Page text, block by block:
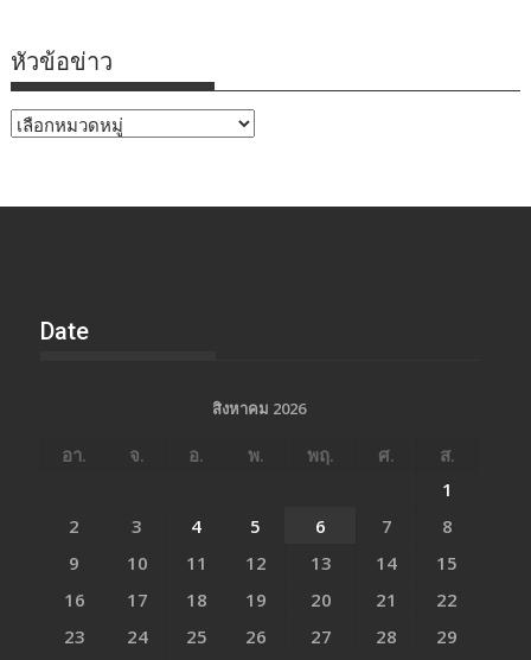
หัวข้อข่าว
หัวข้อ
Date
สิงหาคม 2026
อา. จ. อ. พ. พฤ. ศ.
ส.
1
2
3 4 5 6 7
8
9
10 11 12 13 14
15
16
17 18 19 20 21
22
23
24 25 26 27 28
29